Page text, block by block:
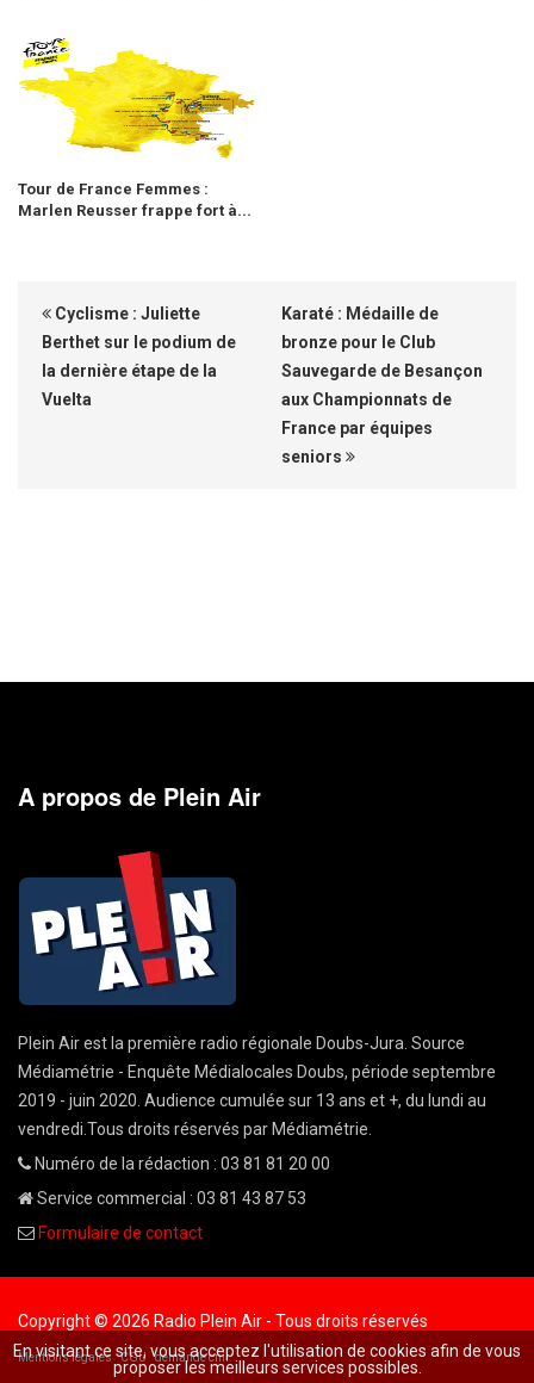
Tour de France Femmes :
Marlen Reusser frappe fort à...
Cyclisme : Juliette
Berthet sur le podium de
la dernière étape de la
Vuelta
Karaté : Médaille de
bronze pour le Club
Sauvegarde de Besançon
aux Championnats de
France par équipes
seniors
A propos de Plein Air
Plein Air est la première radio régionale Doubs-Jura. Source
Médiamétrie - Enquête Médialocales Doubs, période septembre
2019 - juin 2020. Audience cumulée sur 13 ans et +, du lundi au
vendredi.Tous droits réservés par Médiamétrie.
Numéro de la rédaction : 03 81 81 20 00
Service commercial : 03 81 43 87 53
Formulaire de contact
Copyright © 2026 Radio Plein Air - Tous droits réservés
Mentions légales CGU demande cnil
En visitant ce site, vous acceptez l'utilisation de cookies afin de vous
proposer les meilleurs services possibles.